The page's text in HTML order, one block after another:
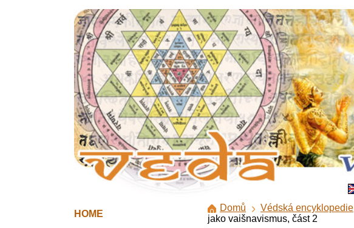
HOME
Domů Védská encyklopedie
jako vaišnavismus, část 2